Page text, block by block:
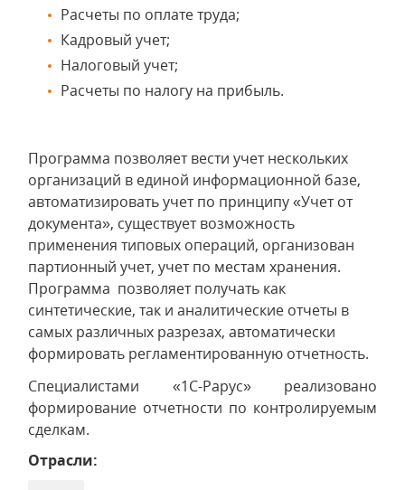
Расчеты по оплате труда;
Кадровый учет;
Налоговый учет;
Расчеты по налогу на прибыль.
Программа позволяет вести учет нескольких
организаций в единой информационной базе,
автоматизировать учет по принципу «Учет от
документа», существует возможность
применения типовых операций, организован
партионный учет, учет по местам хранения.
Программа позволяет получать как
синтетические, так и аналитические отчеты в
самых различных разрезах, автоматически
формировать регламентированную отчетность.
Специалистами «1С-Рарус» реализовано
формирование отчетности по контролируемым
сделкам.
Отрасли: